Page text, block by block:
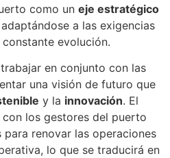
como un eje estratégico
adaptándose a las exigencias
evolución.
en conjunto con las
una visión de futuro que
y la innovación. El
los gestores del puerto
renovar las operaciones
lo que se traducirá en